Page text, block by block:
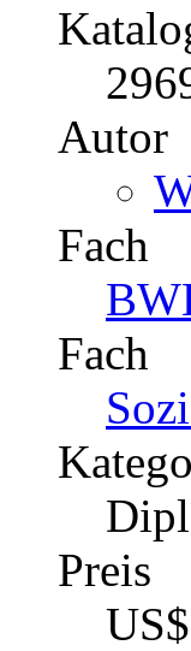
Autor
Fach
Fach
Preis